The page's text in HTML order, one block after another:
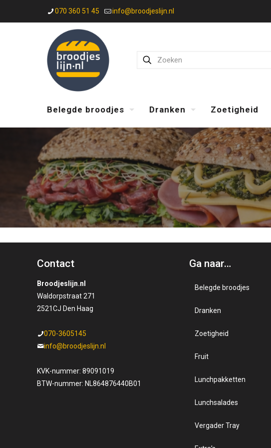
070 360 51 45 info@broodjeslijn.nl
Belegde broodjes Dranken Zoetigheid
Contact
Broodjeslijn.nl
Waldorpstraat 271
2521CJ Den Haag
070-3605145
info@broodjeslijn.nl
KVK-nummer: 89091019
BTW-nummer: NL864876440B01
Ga naar…
Belegde broodjes
Gezond
Kaassoorten
Luxe beleg
Salade op brood
Sortering broodjes
Speciale broodjes
Dranken
Sappen
Zuivel
Zoetigheid
Fruit
Lunchpakketten
Lunchsalades
Vergader Tray